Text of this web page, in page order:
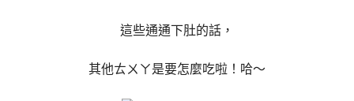
這些通通下肚的話，
其他ㄊㄨㄚ是要怎麼吃啦！哈～